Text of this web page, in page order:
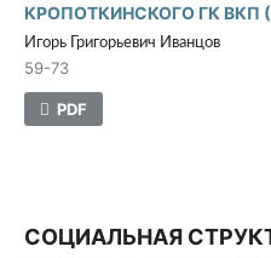
КРОПОТКИНСКОГО ГК ВКП
Игорь Григорьевич Иванцов
59-73
PDF
СОЦИАЛЬНАЯ